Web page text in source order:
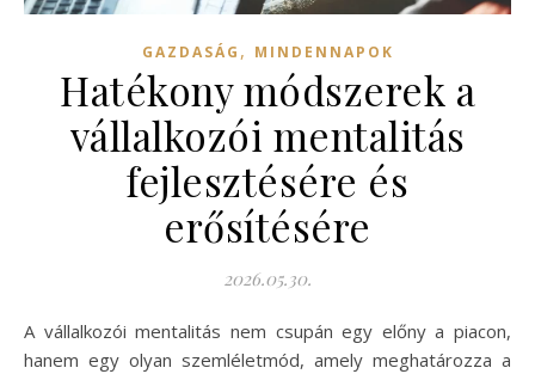
GAZDASÁG , MINDENNAPOK
Hatékony módszerek a
vállalkozói mentalitás
fejlesztésére és
erősítésére
2026.05.30.
A vállalkozói mentalitás nem csupán egy előny a piacon,
hanem egy olyan szemléletmód, amely meghatározza a